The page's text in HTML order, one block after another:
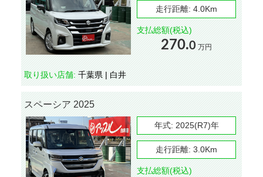
走行距離: 4.0Km
支払総額(税込)
270.0 万円
取り扱い店舗: 千葉県 | 白井
スペーシア 2025
年式: 2025(R7)年
走行距離: 3.0Km
支払総額(税込)